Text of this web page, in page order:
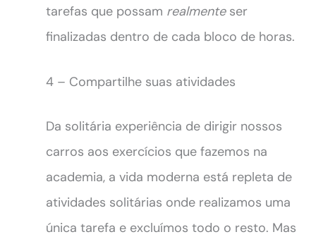
tarefas que possam realmenteser
finalizadas dentro de cada bloco de horas.
4 – Compartilhe suas atividades
Da solitária experiência de dirigir nossos
carros aos exercícios que fazemos na
academia, a vida moderna está repleta de
atividades solitárias onde realizamos uma
única tarefa e excluímos todo o resto. Mas